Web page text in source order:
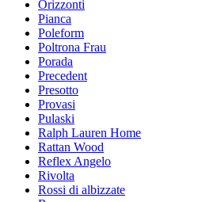
Orizzonti
Pianca
Poleform
Poltrona Frau
Porada
Precedent
Presotto
Provasi
Pulaski
Ralph Lauren Home
Rattan Wood
Reflex Angelo
Rivolta
Rossi di albizzate